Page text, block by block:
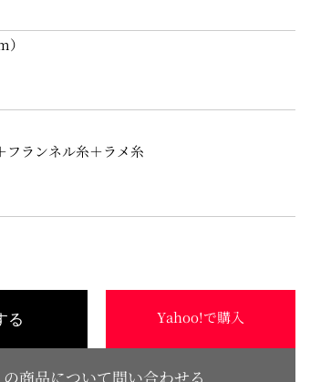
フランネル糸＋ラメ糸
る Yahoo!で購入
の商品について問い合わせる